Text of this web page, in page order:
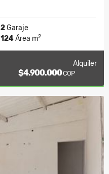
2Garaje
124Área m2
Alquiler
$4.900.000COP